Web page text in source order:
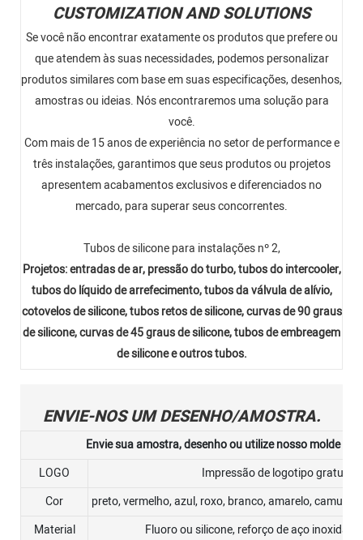
CUSTOMIZATION AND SOLUTIONS
Se você não encontrar exatamente os produtos que prefere ou
que atendem às suas necessidades, podemos personalizar
produtos similares com base em suas especificações, desenhos,
amostras ou ideias. Nós encontraremos uma solução para
você.
Com mais de 15 anos de experiência no setor de performance e
três instalações, garantimos que seus produtos ou projetos
apresentem acabamentos exclusivos e diferenciados no
mercado, para superar seus concorrentes.
Tubos de silicone para instalações nº 2,
Projetos: entradas de ar, pressão do turbo, tubos do intercooler,
tubos do líquido de arrefecimento, tubos da válvula de alívio,
cotovelos de silicone, tubos retos de silicone, curvas de 90 graus
de silicone, curvas de 45 graus de silicone, tubos de embreagem
de silicone e outros tubos.
ENVIE-NOS UM DESENHO/AMOSTRA.
Envie sua amostra, desenho ou utilize nosso molde ou
LOGO
Impressão de logotipo gratuita
Cor
preto, vermelho, azul, roxo, branco, amarelo,
Material
Fluoro ou silicone, reforço de aço